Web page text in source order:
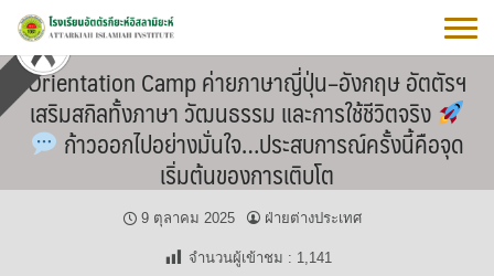
Skip
contentOrientation Camp ค่ายภาษาญี่ปุ่น–อังกฤษ อัตตัรฯ
เสริมสกิลทั้งภาษา วัฒนธรรม และการใช้ชีวิตจริง
ก้าวออกไปอย่างมั่นใจ…ประสบการณ์ครั้งนี้คือจุด
เริ่มต้นของการเติบโต
9 ตุลาคม 2025 ฝ่ายต่างประเทศ
จำนวนผู้เข้าชม : 1,141